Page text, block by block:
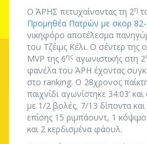
Ο ΆΡΗΣ πετυχαίνοντας τη 2η
Προμηθέα Πατρών με σκορ
νικηφόρο αποτέλεσμα
του Τζέιμς Κέλι. Ο σέντερ της
MVP της 6ης αγωνιστικής στη 2
φανέλα του ΆΡΗ έχοντας
στο ranking. Ο 28χρονος
παιχνίδι αγωνίστηκε 34:03’
με 1/2 βολές, 7/13 δίποντα και
επίσης 15 ριμπάουντ, 1
και 2 κερδισμένα φάουλ.